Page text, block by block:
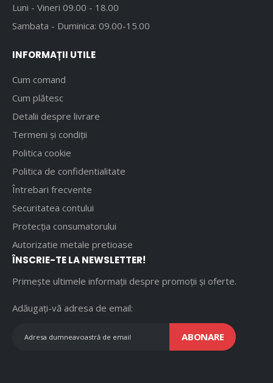
Luni - Vineri 09.00 - 18.00
Sambata - Duminica: 09.00-15.00
INFORMAȚII UTILE
Cum comand
Cum plătesc
Detalii despre livrare
Termeni și condiții
Politica cookie
Politica de confidentialitate
Întrebari frecvente
Securitatea contului
Protecția consumatorului
Autorizatie metale pretioase
ÎNSCRIE-TE LA NEWSLETTER!
Primește ultimele informații despre promoții și oferte.
Adăugați-vă adresa de email:
ABONARE